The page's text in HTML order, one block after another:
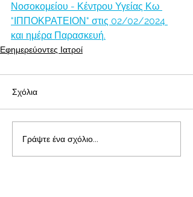
Νοσοκομείου - Κέντρου Υγείας Κω
"ΙΠΠΟΚΡΑΤΕΙΟΝ" στις 02/02/2024
και ημέρα Παρασκευή.
Εφημερεύοντες Ιατροί
Σχόλια
Γράψτε ένα σχόλιο...